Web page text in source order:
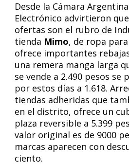
Desde la Cámara
Electrónico advirtieron
ofertas son el rubro de
tienda Mimo, de ropa
ofrece importantes
una remera manga larga
se vende a 2.490 pesos se
por estos días a 1.618.
tiendas adheridas que
en el distrito, ofrece un
plaza reversible a 5.399
valor original es de 9000
marcas aparecen con
ciento.